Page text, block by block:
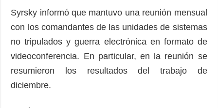
Entrevistas
Releases
imágenes
Syrsky informó que mantuvo una reunión mensual
con los comandantes de las unidades de sistemas
no tripulados y guerra electrónica en formato de
videoconferencia. En particular, en la reunión se
resumieron los resultados del trabajo de
diciembre.